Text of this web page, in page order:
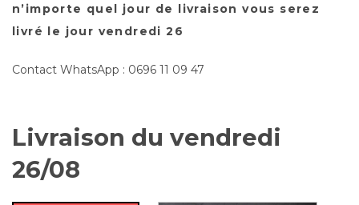
n’importe quel jour de livraison vous serez
livré le jour vendredi 26
Contact WhatsApp : 0696 11 09 47
Livraison du vendredi
26/08